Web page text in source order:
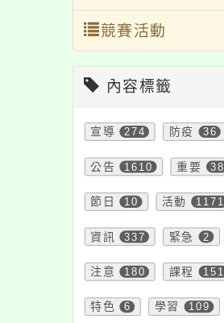
競賽活動
內容標籤
宣導 274 防疫 36
公告 1610 重要 38
節日 10 活動 1171
資訊 337 緊急 2
注意 180 課程 151
特色 6 學習 109